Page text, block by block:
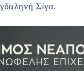
Σίγα.